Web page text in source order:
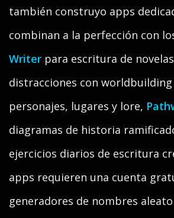
también construyo apps
combinan a la perfección con
Writer para escritura de
distracciones con
personajes, lugares y lore,
diagramas de historia
ejercicios diarios de escritura
apps requieren una cuenta
generadores de nombres